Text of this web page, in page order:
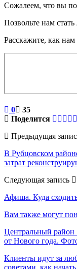
Сожалеем, что вы
Позвольте нам
Расскажите, как нам
0
35
Поделится
Предыдущая
В Рубцовском
затрат
Следующая запись
Афиша. Куда
Вам также могут
Центральный район
от Нового года.
Клиенты идут за
советами, как